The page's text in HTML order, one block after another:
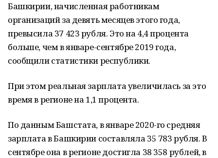
Башкирии, начисленная работникам
организаций за девять месяцев этого года,
превысила 37 423 рубля. Это на 4,4 процента
больше, чем в январе-сентябре 2019 года,
сообщили статистики республики.
При этом реальная зарплата увеличилась за это
время в регионе на 1,1 процента.
По данным Башстата, в январе 2020-го средняя
зарплата в Башкирии составляла 35 783 рубля. В
сентябре она в регионе достигла 38 358 рублей, в